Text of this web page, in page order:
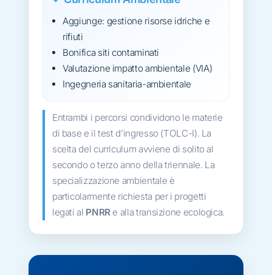
Aggiunge: gestione risorse idriche e
rifiuti
Bonifica siti contaminati
Valutazione impatto ambientale (VIA)
Ingegneria sanitaria-ambientale
Entrambi i percorsi condividono le materie
di base e il test d’ingresso (TOLC-I). La
scelta del curriculum avviene di solito al
secondo o terzo anno della triennale. La
specializzazione ambientale è
particolarmente richiesta per i progetti
legati al PNRRe alla transizione ecologica.